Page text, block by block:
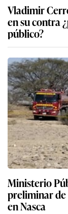
Vladimir
en su contra
público?
Ministerio
preliminar de
en Nasca